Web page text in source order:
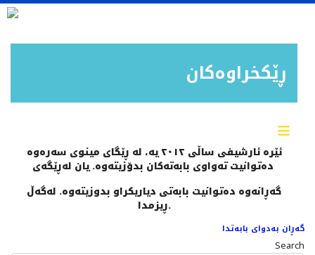
ڕێکخراوەکان
≡
ئێرە ئارشیفی ساڵی ٢٠١٢ یە، لە ڕێگای مینوی سەرەوە
گەڕانەوە دەتوانیت بابەتی دیاریکراو بدوزیتەوە. لەگەڵ
ڕیزمدا.
گەڕان بەدوای بابەتدا
Search